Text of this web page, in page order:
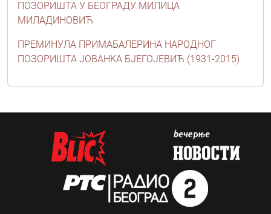
ПОЗОРИШТА У БЕОГРАДУ МИЛИЦА
МИЛАДИНОВИЋ
ПРЕМИНУЛА ПРИМАБАЛЕРИНА НАРОДНОГ
ПОЗОРИШТА ЈОВАНКА БЈЕГОЈЕВИЋ (1931-2015)